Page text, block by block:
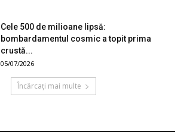
Cele 500 de milioane lipsă:
bombardamentul cosmic a topit prima
crustă...
05/07/2026
Încărcați mai multe